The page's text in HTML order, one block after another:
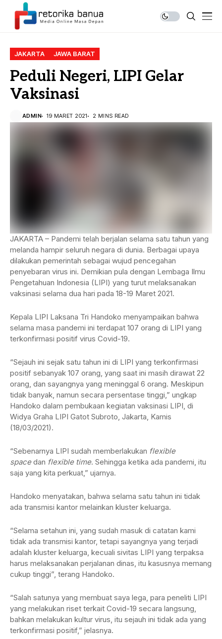
JAKARTA JAWA BARAT
Peduli Negeri, LIPI Gelar
Vaksinasi
ADMIN 19 MARET 2021 2 MINS READ
JAKARTA – Pandemi telah berjalan selama satu tahun yang
melanda hampir seluruh negara di dunia. Berbagai upaya
dilakukan pemerintah sebagai wujud pencegahan
penyebaran virus ini. Demikian pula dengan Lembaga Ilmu
Pengetahuan Indonesia (LIPI) yang turut melaksanakan
vaksinasi selama dua hari pada 18-19 Maret 2021.
Kepala LIPI Laksana Tri Handoko menyampaikan bahwa
selama masa pandemi ini terdapat 107 orang di LIPI yang
terkonfirmasi positif virus Covid-19.
“Sejauh ini sejak satu tahun ini di LIPI yang terkonfirmasi
positif sebanyak 107 orang, yang saat ini masih dirawat 22
orang, dan sayangnya yang meninggal 6 orang. Meskipun
tidak banyak, namun secara persentase tinggi,” ungkap
Handoko dalam pembukaan kegiatan vaksinasi LIPI, di
Widya Graha LIPI Gatot Subroto, Jakarta, Kamis
(18/03/2021).
“Sebenarnya LIPI sudah memberlakukan flexible
spacedan flexible time. Sehingga ketika ada pandemi, itu
saja yang kita perkuat,” ujarnya.
Handoko menyatakan, bahwa selama satu tahun ini tidak
ada transmisi kantor melainkan kluster keluarga.
“Selama setahun ini, yang sudah masuk di catatan kami
tidak ada transmisi kantor, tetapi sayangnya yang terjadi
adalah kluster keluarga, kecuali sivitas LIPI yang terpaksa
harus melaksanakan perjalanan dinas, itu kasusnya memang
cukup tinggi”, terang Handoko.
“Salah satunya yang membuat saya lega, para peneliti LIPI
yang melakukan riset terkait Covid-19 secara langsung,
bahkan melakukan kultur virus, itu sejauh ini tidak ada yang
terkonfirmasi positif,” jelasnya.